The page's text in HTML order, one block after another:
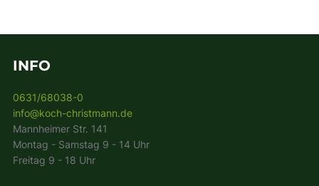
INFO
0631/68038-0
info@koch-christmann.de
Mannheimer Str. 141
Montag - Samstag 9 - 14 Uhr
Freitag 9 - 18 Uhr